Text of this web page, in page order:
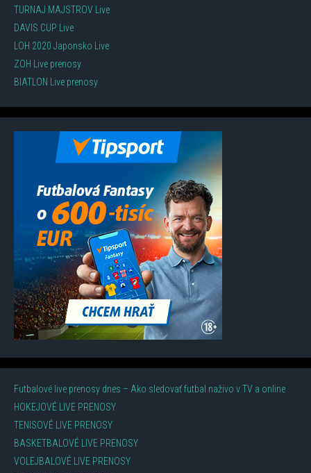
TURNAJ MAJSTROV Live
DAVIS CUP Live
LOH 2020 Japonsko Live
ZOH Live prenosy
BIATLON Live prenosy
Futbalové live prenosy dnes – Ako sledovať futbal naživo v TV a online
HOKEJOVÉ LIVE PRENOSY
TENISOVÉ LIVE PRENOSY
BASKETBALOVÉ LIVE PRENOSY
VOLEJBALOVÉ LIVE PRENOSY